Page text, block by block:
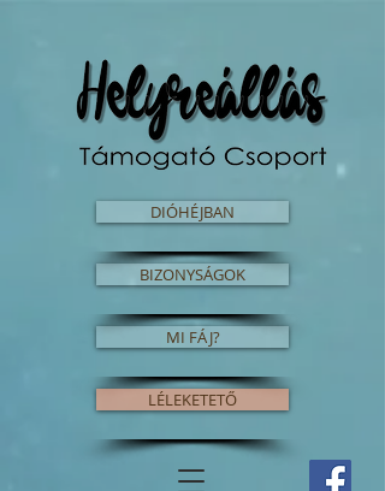
DIÓHÉJBAN
BIZONYSÁGOK
MI FÁJ?
LÉLEKETETŐ